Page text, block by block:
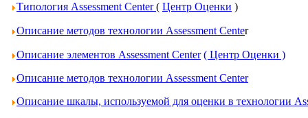
Типология Assessment Center( Центр Оценки )
Описание методов технологии Assessment Center
Описание элементов Assessment Center ( Центр Оценки )
Описание методов технологии Assessment Center
Описание шкалы, используемой для оценки в технологии